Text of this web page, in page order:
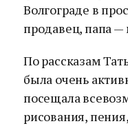
Волгограде в
продавец, папа —
По рассказам
была очень
посещала
рисования,